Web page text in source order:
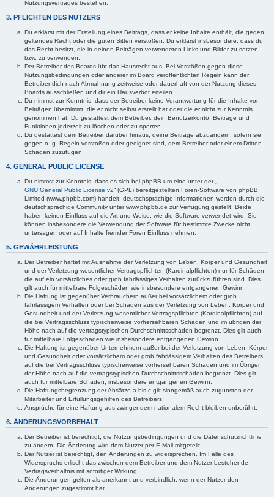
Nutzungsvertrages bestehen.
3. PFLICHTEN DES NUTZERS
Du erklärst mit der Erstellung eines Beitrags, dass er keine Inhalte enthält, die gegen
geltendes Recht oder die guten Sitten verstoßen. Du erklärst insbesondere, dass du
das Recht besitzt, die in deinen Beiträgen verwendeten Links und Bilder zu setzen
bzw. zu verwenden.
Der Betreiber des Boards übt das Hausrecht aus. Bei Verstößen gegen diese
Nutzungsbedingungen oder anderer im Board veröffentlichten Regeln kann der
Betreiber dich nach Abmahnung zeitweise oder dauerhaft von der Nutzung dieses
Boards ausschließen und dir ein Hausverbot erteilen.
Du nimmst zur Kenntnis, dass der Betreiber keine Verantwortung für die Inhalte von
Beiträgen übernimmt, die er nicht selbst erstellt hat oder die er nicht zur Kenntnis
genommen hat. Du gestattest dem Betreiber, dein Benutzerkonto, Beiträge und
Funktionen jederzeit zu löschen oder zu sperren.
Du gestattest dem Betreiber darüber hinaus, deine Beiträge abzuändern, sofern sie
gegen o. g. Regeln verstoßen oder geeignet sind, dem Betreiber oder einem Dritten
Schaden zuzufügen.
4. GENERAL PUBLIC LICENSE
Du nimmst zur Kenntnis, dass es sich bei phpBB um eine unter der „
GNU General Public License v2“ (GPL) bereitgestellten Foren-Software von phpBB
Limited (www.phpbb.com) handelt; deutschsprachige Informationen werden durch die
deutschsprachige Community unter www.phpbb.de zur Verfügung gestellt. Beide
haben keinen Einfluss auf die Art und Weise, wie die Software verwendet wird. Sie
können insbesondere die Verwendung der Software für bestimmte Zwecke nicht
untersagen oder auf Inhalte fremder Foren Einfluss nehmen.
5. GEWÄHRLEISTUNG
Der Betreiber haftet mit Ausnahme der Verletzung von Leben, Körper und Gesundheit
und der Verletzung wesentlicher Vertragspflichten (Kardinalpflichten) nur für Schäden,
die auf ein vorsätzliches oder grob fahrlässiges Verhalten zurückzuführen sind. Dies
gilt auch für mittelbare Folgeschäden wie insbesondere entgangenen Gewinn.
Die Haftung ist gegenüber Verbrauchern außer bei vorsätzlichem oder grob
fahrlässigem Verhalten oder bei Schäden aus der Verletzung von Leben, Körper und
Gesundheit und der Verletzung wesentlicher Vertragspflichten (Kardinalpflichten) auf
die bei Vertragsschluss typischerweise vorhersehbaren Schäden und im übrigen der
Höhe nach auf die vertragstypischen Durchschnittsschäden begrenzt. Dies gilt auch
für mittelbare Folgeschäden wie insbesondere entgangenen Gewinn.
Die Haftung ist gegenüber Unternehmern außer bei der Verletzung von Leben, Körper
und Gesundheit oder vorsätzlichem oder grob fahrlässigem Verhalten des Betreibers
auf die bei Vertragsschluss typischerweise vorhersehbaren Schäden und im Übrigen
der Höhe nach auf die vertragstypischen Durchschnittsschäden begrenzt. Dies gilt
auch für mittelbare Schäden, insbesondere entgangenen Gewinn.
Die Haftungsbegrenzung der Absätze a bis c gilt sinngemäß auch zugunsten der
Mitarbeiter und Erfüllungsgehilfen des Betreibers.
Ansprüche für eine Haftung aus zwingendem nationalem Recht bleiben unberührt.
6. ÄNDERUNGSVORBEHALT
Der Betreiber ist berechtigt, die Nutzungsbedingungen und die Datenschutzrichtlinie
zu ändern. Die Änderung wird dem Nutzer per E-Mail mitgeteilt.
Der Nutzer ist berechtigt, den Änderungen zu widersprechen. Im Falle des
Widerspruchs erlischt das zwischen dem Betreiber und dem Nutzer bestehende
Vertragsverhältnis mit sofortiger Wirkung.
Die Änderungen gelten als anerkannt und verbindlich, wenn der Nutzer den
Änderungen zugestimmt hat.